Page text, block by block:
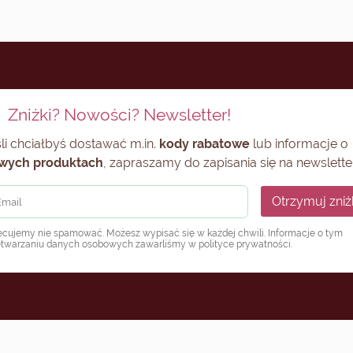
Zniżki? Nowości? Newsletter!
chciałbyś dostawać m.in. kody rabatowelub informacje o
produktach, zapraszamy do zapisania się na
Otrzymuj
nie spamować. Możesz wypisać się w każdej chwili. Informacje o tym
danych osobowych zawarliśmy w polityce prywatności.